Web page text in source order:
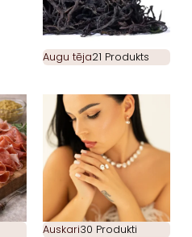
Augu tēja21 Produkts
Auskari30 Produkti